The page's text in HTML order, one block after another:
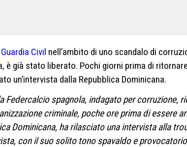
Civil nell’ambito di uno scandalo di
è già stato liberato. Pochi giorni prima di
un’intervista dalla Repubblica Dominicana.
Federcalcio spagnola, indagato per corruzione,
criminale, poche ore prima di essere
Dominicana, ha rilasciato una intervista alla
con il suo solito tono spavaldo e